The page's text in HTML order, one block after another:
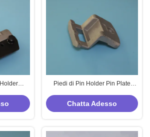
Piedi di Pin Holder Pin Plate
Artos Stenter
Chatta Adesso